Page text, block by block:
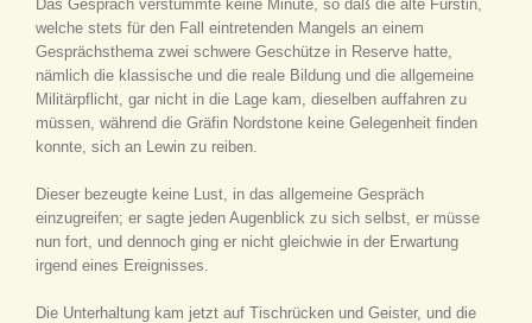
Das Gespräch verstummte keine Minute, so daß die alte Fürstin,
welche stets für den Fall eintretenden Mangels an einem
Gesprächsthema zwei schwere Geschütze in Reserve hatte,
nämlich die klassische und die reale Bildung und die allgemeine
Militärpflicht, gar nicht in die Lage kam, dieselben auffahren zu
müssen, während die Gräfin Nordstone keine Gelegenheit finden
konnte, sich an Lewin zu reiben.
Dieser bezeugte keine Lust, in das allgemeine Gespräch
einzugreifen; er sagte jeden Augenblick zu sich selbst, er müsse
nun fort, und dennoch ging er nicht gleichwie in der Erwartung
irgend eines Ereignisses.
Die Unterhaltung kam jetzt auf Tischrücken und Geister, und die